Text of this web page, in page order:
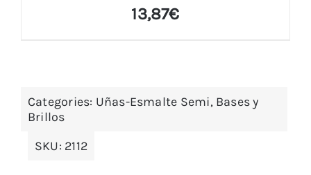
13,87€
Categories: Uñas-Esmalte Semi, Bases y
Brillos
SKU: 2112